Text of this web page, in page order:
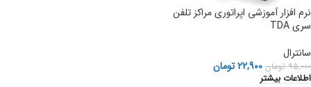
نرم افزار آموزشی ‫اپراتوري مراكز تلفن
سری TDA
سانترال
95,000 تومان 22,900تومان
اطلاعات بیشتر